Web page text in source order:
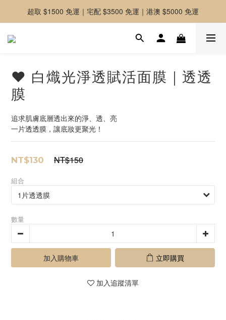
-好友募集中-加入官方LINE好友獲取優惠券
超取 $1500 免運｜宅配 $3500 免運｜港澳 $5000 免運
-好友募集中-加入官方LINE好友獲取優惠券
❤ 白熾光淨透賦活面膜｜透透
膜
追求肌膚底層透出來的淨、透、亮
一片透透膜，讓底妝更聚光！
NT$150
NT$130
組合
數量
加入購物車 立即購買
加入追蹤清單